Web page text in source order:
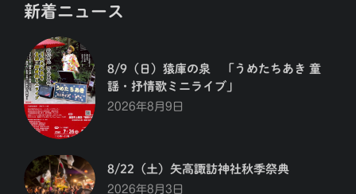
新着ニュース
8/9（日）猿庫の泉 「うめたちあき 童
謡・抒情歌ミニライブ」
2026年8月9日
8/22（土）矢高諏訪神社秋季祭典
2026年8月3日